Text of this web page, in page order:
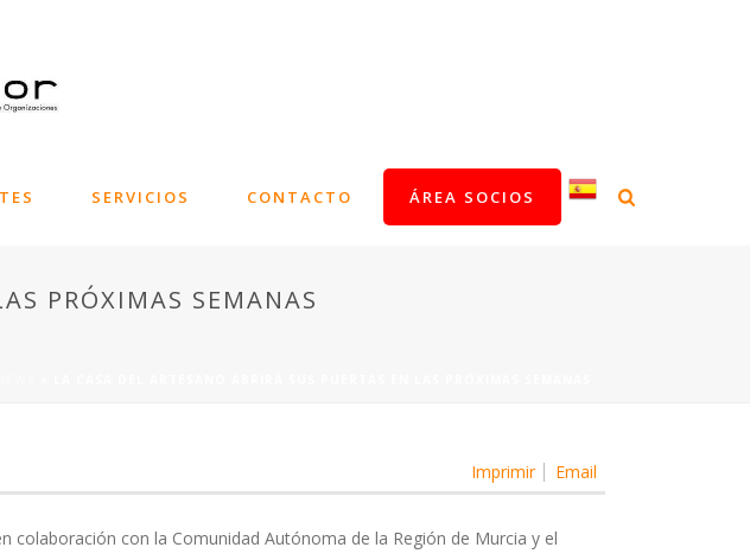
SERVICIOS CONTACTO ÁREA SOCIOS
PRÓXIMAS SEMANAS
Imprimir Email
con la Comunidad Autónoma de la Región de Murcia y el